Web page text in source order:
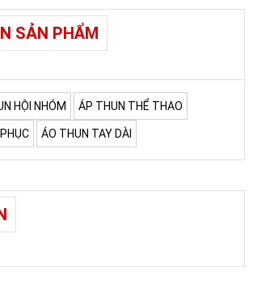
SẢN PHẨM
HỘI NHÓM ÁP THUN THỂ THAO
ÁO THUN TAY DÀI